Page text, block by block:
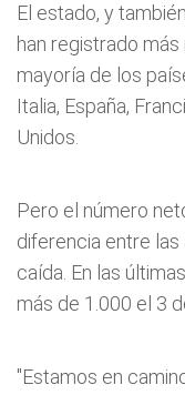
El estado, y
han registrado
mayoría de los
Italia, España,
Unidos.
Pero el número
diferencia entre
caída. En las
más de 1.000 el 3
"Estamos en